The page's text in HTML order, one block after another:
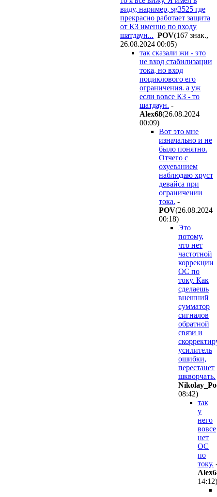
виду, наример, sg3525 где
прекрасно работает защита
от КЗ именно по входу
шатдаун... POV(167 знак.,
26.08.2024 00:05)
так сказали жи - это
не вход стабилизации
тока, но вход
поциклового его
ограничения. а уж
если вовсе КЗ - то
шатдаун. -
Alex68(26.08.2024
00:09)
Вот это мне
изначально и не
было понятно.
Отчего с
охуеванием
наблюдаю хруст
девайса при
ограничении
тока. -
POV(26.08.2024
00:18)
Это
потому,
что нет
частотной
коррекции
ОС по
току. Как
сделаешь
внешний
сумматор
сигналов
обратной
связи и
усилитель
ошибки,
перестанет
шкворчать.
Nikolay_Po
08:42)
так
у
него
вовсе
нет
ОС
по
току.
14:12)